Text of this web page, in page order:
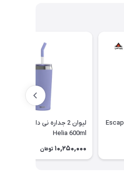
لیوان 2 جداره نی دار سیگ مدل
Helia 600ml
10,250,000 تومان